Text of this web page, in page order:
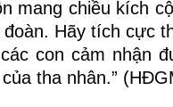
mang chiều kích
Hãy tích cực
con cảm nhận
tha nhân.”